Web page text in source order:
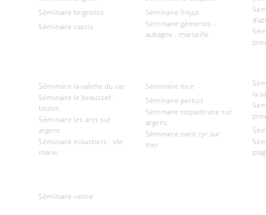
Séminaire brignoles
Séminaire cassis
Séminaire frejus
Séminaire gémenos -
aubagne - marseille
Séminaire la valette du var
Séminaire le beausset -
toulon
Séminaire les arcs sur
argens
Séminaire moustiers - ste
marie
Séminaire nice
Séminaire pertuis
Séminaire roquebrune sur
argens
Séminaire saint cyr sur
mer
la
Séminaire vence